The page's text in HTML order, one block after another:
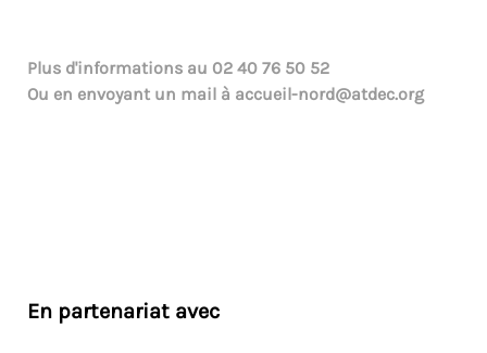
Plus d'informations au 02 40 76 50 52
Ou en envoyant un mail à accueil-nord@atdec.org
En partenariat avec